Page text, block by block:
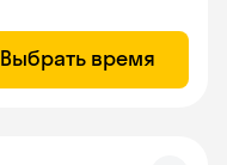
Выбрать время